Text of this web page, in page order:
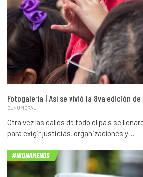
Fotogalería | Así se vivió la 8va edición
ELNUMERAL
Otra vez las calles de todo el país se
para exigir justicias, organizaciones y…
#NIUNAMENOS